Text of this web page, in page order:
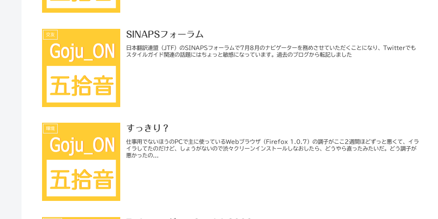
交友 SINAPSフォーラム
日本翻訳連盟（JTF）のSINAPSフォーラムで7月8月のナビゲーターを務めさせていただくことになり、Twitterでも
スタイルガイド関連の話題にはちょっと敏感になっています。過去のブログから転記しました
環境 すっきり？
仕事用でないほうのPCで主に使っているWebブラウザ（Firefox 1.0.7）の調子がここ2週間ほどずっと悪くて、イラ
イラしてたのだけど、しょうがないので渋々クリーンインストールしなおしたら、どうやら直ったみたいだ。どう調子が
悪かったの...